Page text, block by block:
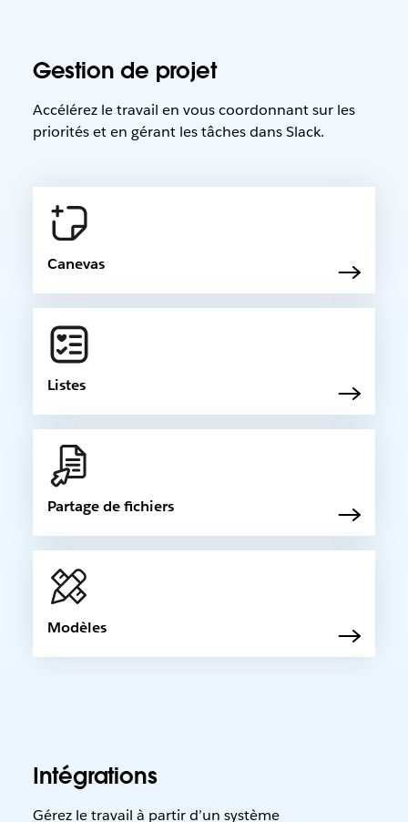
Gestion de projet
Accélérez le travail en vous coordonnant sur les
priorités et en gérant les tâches dans Slack.
Canevas
Listes
Partage de fichiers
Modèles
Intégrations
Gérez le travail à partir d’un système